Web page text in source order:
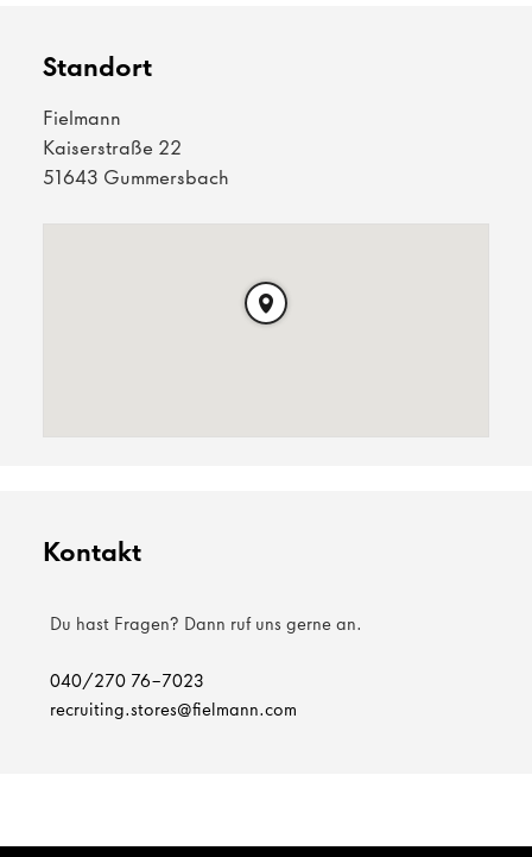
Standort
Fielmann
Kaiserstraße 22
51643 Gummersbach
Kontakt
Du hast Fragen? Dann ruf uns gerne an.
040/270 76-7023
recruiting.stores@fielmann.com